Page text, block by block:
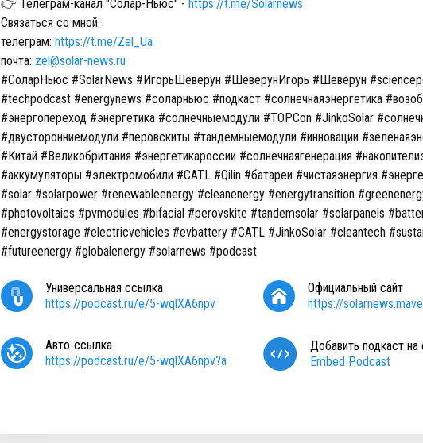
👉 Телеграм-канал "Солар-Ньюс" - https://t.me/Solarnews
Связаться со мной:
телеграм: https://t.me/Zel_Ua
почта: zel@solar-news.ru
#СоларНьюс #SolarNews #ИгорьШеверун #ШеверунИгорь #Шеверун
#techpodcast #energynews #соларньюс #подкаст #солнечнаяэнергетика
#энергопереход #энергетика #солнечныемодули #TOPCon #JinkoSolar
#двусторонниемодули #перовскиты #тандемныемодули #инновации
#Китай #Великобритания #энергетикароссии #солнечнаягенерация
#аккумуляторы #электромобили #CATL #Qilin #батареи #чистаяэнергия
#solar #solarpower #renewableenergy #cleanenergy #energytransition
#photovoltaics #pvmodules #bifacial #perovskite #tandemsolar #solarpanels
#energystorage #electricvehicles #evbattery #CATL #JinkoSolar #cleantech
#futureenergy #globalenergy #solarnews #podcast
Универсальная ссылка
https://podcast.ru/e/5-wqlXA6npv
Официальный сайт
https://
Авто-ссылка
https://podcast.ru/e/5-wqlXA6npv?a
Добавить подкаст на
Embed Podcast